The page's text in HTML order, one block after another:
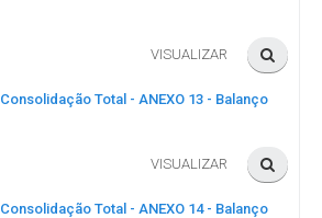
VISUALIZAR
Consolidação Total - ANEXO 13 - Balanço
VISUALIZAR
Consolidação Total - ANEXO 14 - Balanço